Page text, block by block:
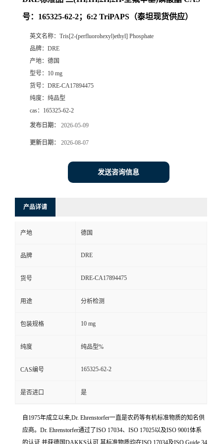
号：165325-62-2；6:2 TriPAPS（泰坦现货供应）
英文名称： Tris[2-(perfluorohexyl)ethyl] Phosphate
品牌： DRE
产地： 德国
型号： 10 mg
货号： DRE-CA17894475
纯度： 纯品型
cas： 165325-62-2
发布日期： 2026-05-09
更新日期： 2026-08-07
发送咨询信息
产品详请
产地 德国
品牌 DRE
货号 DRE-CA17894475
用途 分析检测
包装规格 10 mg
纯度 纯品型%
CAS编号 165325-62-2
是否进口 是
自1975年成立以来,Dr. Ehrenstorfer一直是农药等有机标准物质的知名供
应商。Dr. Ehrenstorfer通过了ISO 17034、ISO 17025以及ISO 9001体系
的认证,并获德国DAKKS认可,其标准物质均在ISO 17034及ISO Guide 34